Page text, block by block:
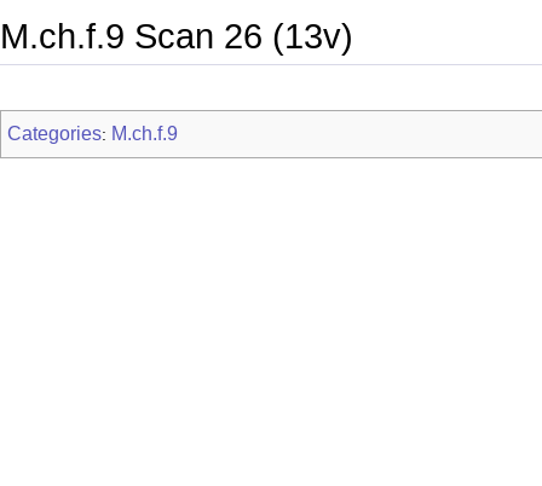
M.ch.f.9 Scan 26 (13v)
Categories: M.ch.f.9